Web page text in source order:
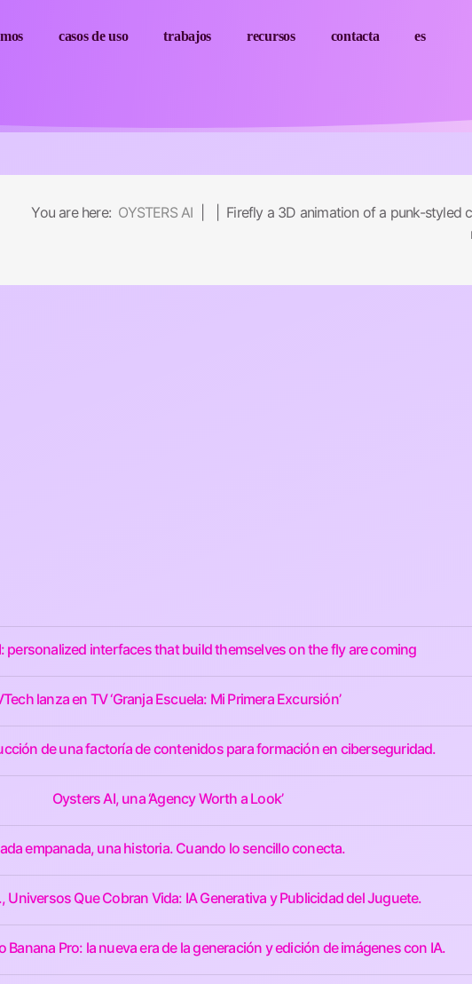
casos de uso trabajos recursos contacta es
You are here: OYSTERS AI | | Firefly a 3D animation of a punk-styled
personalized interfaces that build themselves on the fly are coming
lanza en TV ‘Granja Escuela: Mi Primera Excursión’
de una factoría de contenidos para formación en ciberseguridad.
Oysters AI, una ‘Agency Worth a Look’
empanada, una historia. Cuando lo sencillo conecta.
Universos Que Cobran Vida: IA Generativa y Publicidad del Juguete.
Banana Pro: la nueva era de la generación y edición de imágenes con IA.